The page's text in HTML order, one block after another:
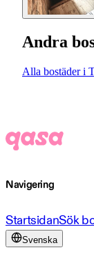
Andra
Alla bostäder i
Navigering
StartsidanSök
Svenska